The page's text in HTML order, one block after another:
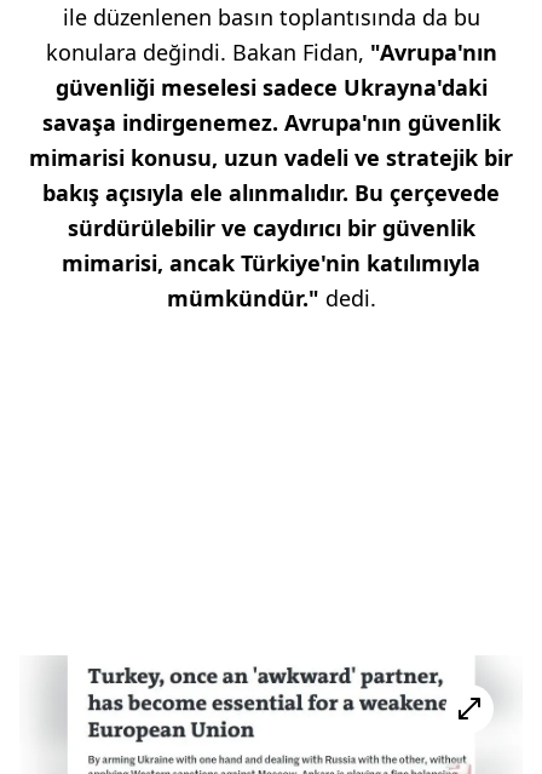
ile düzenlenen basın toplantısında da bu
konulara değindi. Bakan Fidan, "Avrupa'nın
güvenliği meselesi sadece Ukrayna'daki
savaşa indirgenemez. Avrupa'nın güvenlik
mimarisi konusu, uzun vadeli ve stratejik bir
bakış açısıyla ele alınmalıdır. Bu çerçevede
sürdürülebilir ve caydırıcı bir güvenlik
mimarisi, ancak Türkiye'nin katılımıyla
mümkündür." dedi.